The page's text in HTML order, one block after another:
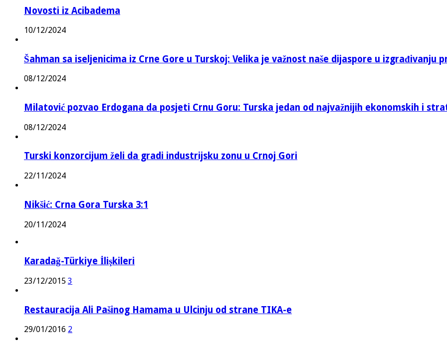
Novosti iz Acibadema
10/12/2024
Šahman sa iseljenicima iz Crne Gore u Turskoj: Velika je važnost naše dijaspore u izgrađivanju
08/12/2024
Milatović pozvao Erdogana da posjeti Crnu Goru: Turska jedan od najvažnijih ekonomskih i
08/12/2024
Turski konzorcijum želi da gradi industrijsku zonu u Crnoj Gori
22/11/2024
Nikšić: Crna Gora Turska 3:1
20/11/2024
Karadağ-Türkiye İlişkileri
23/12/2015 3
Restauracija Ali Pašinog Hamama u Ulcinju od strane TIKA-e
29/01/2016 2